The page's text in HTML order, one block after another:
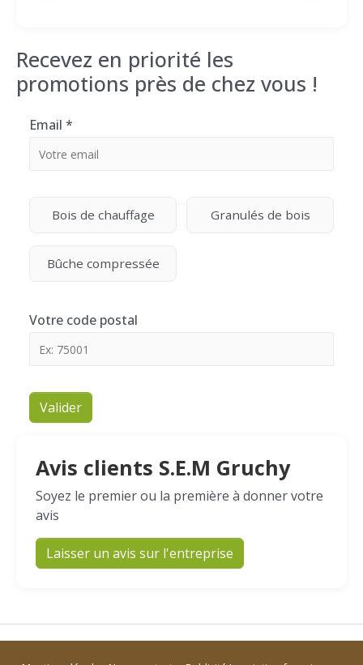
Recevez en priorité les
promotions près de chez vous !
Email *
Bois de chauffage Granulés de bois
Bûche compressée
Votre code postal
Valider
Avis clients S.E.M Gruchy
Soyez le premier ou la première à donner votre
avis
Laisser un avis sur l'entreprise